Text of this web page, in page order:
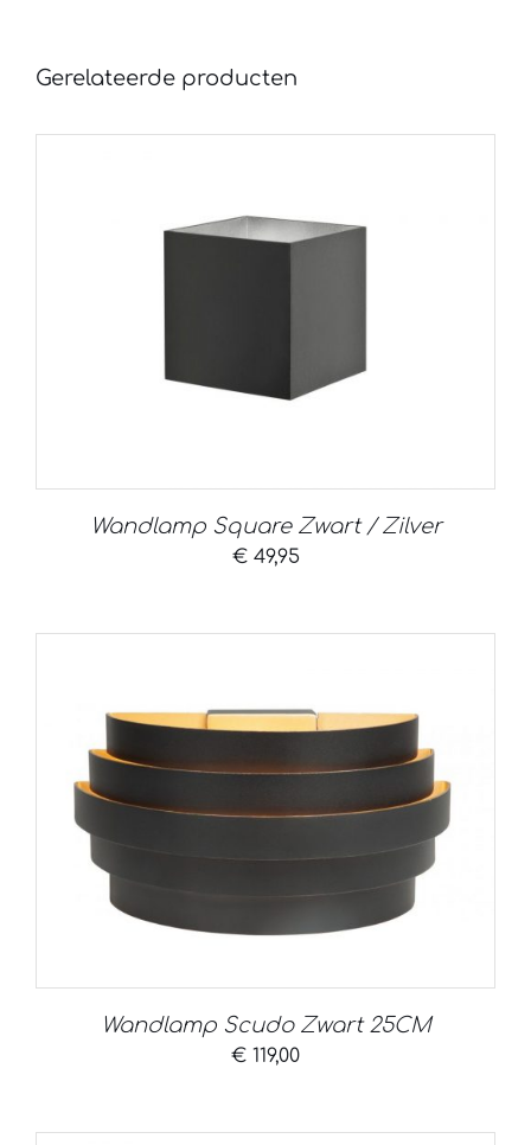
Gerelateerde producten
Wandlamp Square Zwart / Zilver
€49,95
Wandlamp Scudo Zwart 25CM
€ 119,00